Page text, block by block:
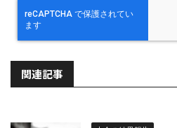
関連記事